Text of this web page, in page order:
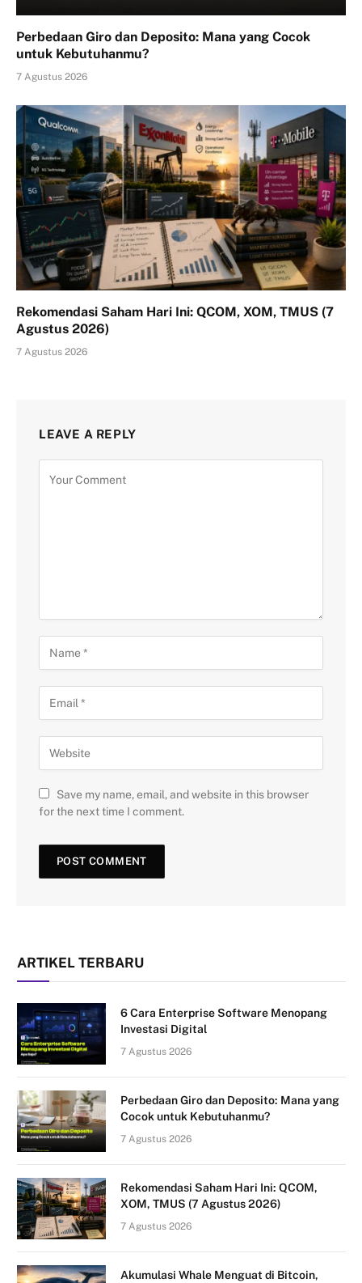
Perbedaan Giro dan Deposito: Mana yang Cocok
untuk Kebutuhanmu?
7 Agustus 2026
Rekomendasi Saham Hari Ini: QCOM, XOM, TMUS (7
Agustus 2026)
7 Agustus 2026
LEAVE A REPLY
Save my name, email, and website in this browser
for the next time I comment.
ARTIKEL TERBARU
6 Cara Enterprise Software Menopang
Investasi Digital
7 Agustus 2026
Perbedaan Giro dan Deposito: Mana yang
Cocok untuk Kebutuhanmu?
7 Agustus 2026
Rekomendasi Saham Hari Ini: QCOM,
XOM, TMUS (7 Agustus 2026)
7 Agustus 2026
Akumulasi Whale Menguat di Bitcoin,